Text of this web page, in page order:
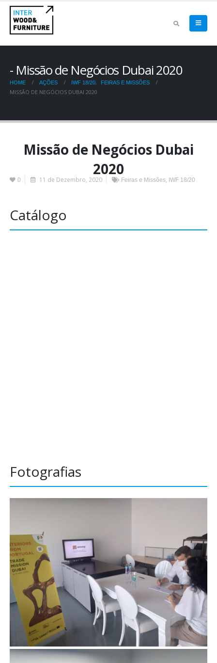
Missão de Negócios Dubai 2020
HOME AÇÕES IWF 18/20, FEIRAS E MISSÕES
MISSÃO DE NEGÓCIOS DUBAI 2020
Missão de Negócios Dubai
2020
0 11 de Dezembro, 2020 Feiras e Missões IWF 18/20
Catálogo
Fotografias